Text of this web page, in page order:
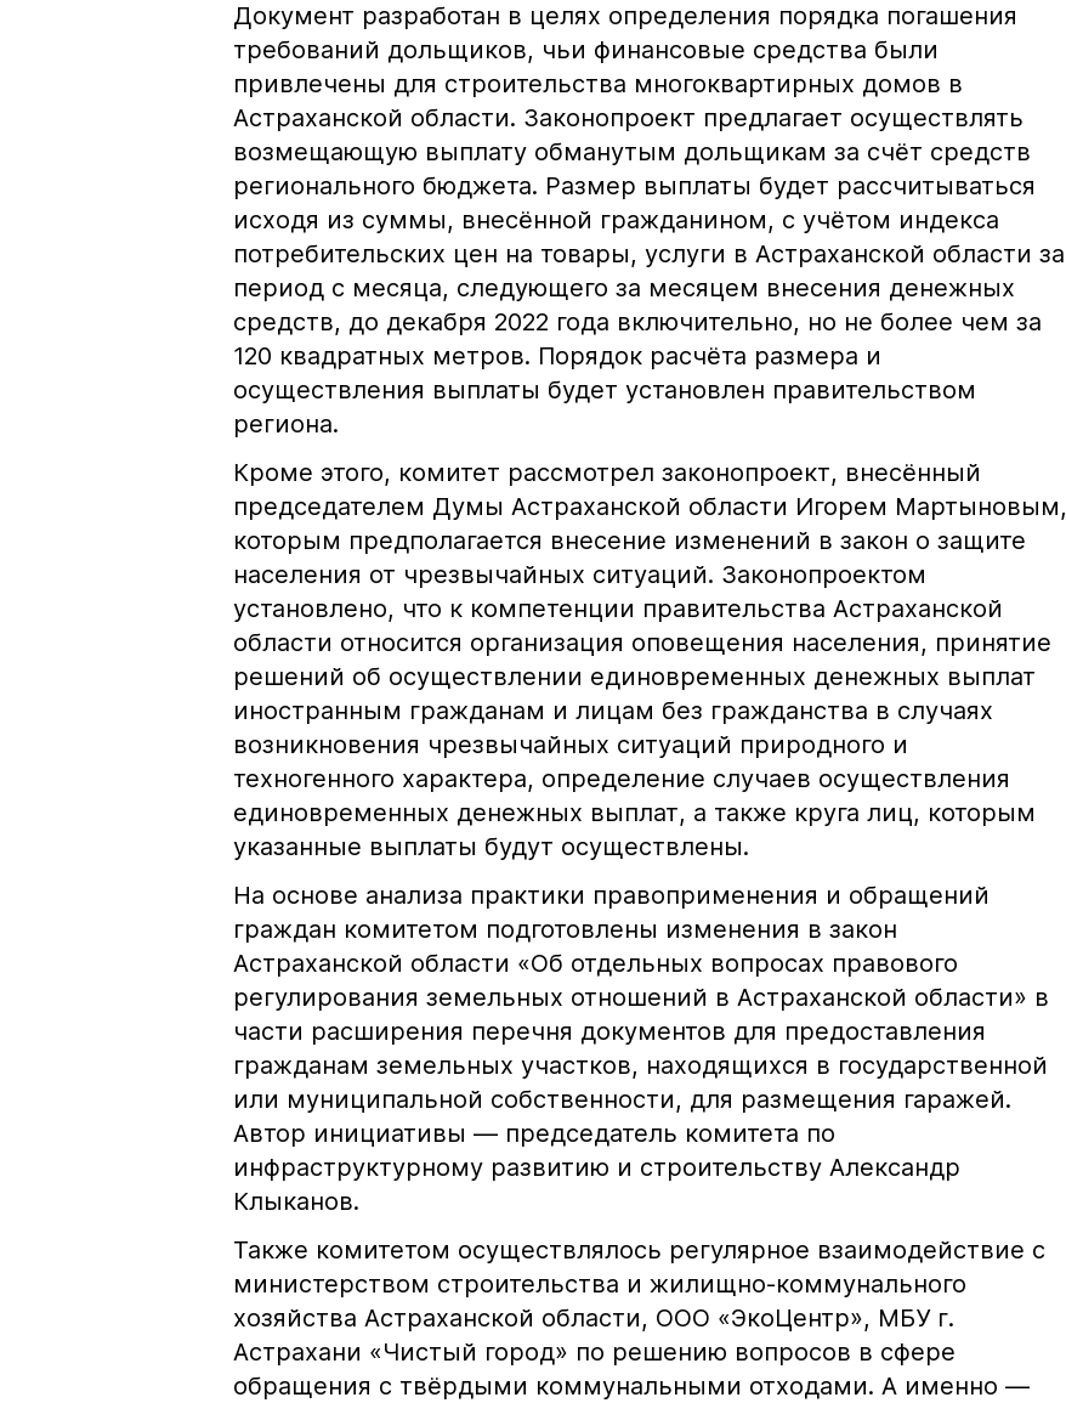
Документ разработан в целях определения порядка погашения
требований дольщиков, чьи финансовые средства были
привлечены для строительства многоквартирных домов в
Астраханской области. Законопроект предлагает осуществлять
возмещающую выплату обманутым дольщикам за счёт средств
регионального бюджета. Размер выплаты будет рассчитываться
исходя из суммы, внесённой гражданином, с учётом индекса
потребительских цен на товары, услуги в Астраханской области за
период с месяца, следующего за месяцем внесения денежных
средств, до декабря 2022 года включительно, но не более чем за
120 квадратных метров. Порядок расчёта размера и
осуществления выплаты будет установлен правительством
региона.
Кроме этого, комитет рассмотрел законопроект, внесённый
председателем Думы Астраханской области Игорем Мартыновым,
которым предполагается внесение изменений в закон о защите
населения от чрезвычайных ситуаций. Законопроектом
установлено, что к компетенции правительства Астраханской
области относится организация оповещения населения, принятие
решений об осуществлении единовременных денежных выплат
иностранным гражданам и лицам без гражданства в случаях
возникновения чрезвычайных ситуаций природного и
техногенного характера, определение случаев осуществления
единовременных денежных выплат, а также круга лиц, которым
указанные выплаты будут осуществлены.
На основе анализа практики правоприменения и обращений
граждан комитетом подготовлены изменения в закон
Астраханской области «Об отдельных вопросах правового
регулирования земельных отношений в Астраханской области» в
части расширения перечня документов для предоставления
гражданам земельных участков, находящихся в государственной
или муниципальной собственности, для размещения гаражей.
Автор инициативы — председатель комитета по
инфраструктурному развитию и строительству Александр
Клыканов.
Также комитетом осуществлялось регулярное взаимодействие с
министерством строительства и жилищно-коммунального
хозяйства Астраханской области, ООО «ЭкоЦентр», МБУ г.
Астрахани «Чистый город» по решению вопросов в сфере
обращения с твёрдыми коммунальными отходами. А именно —